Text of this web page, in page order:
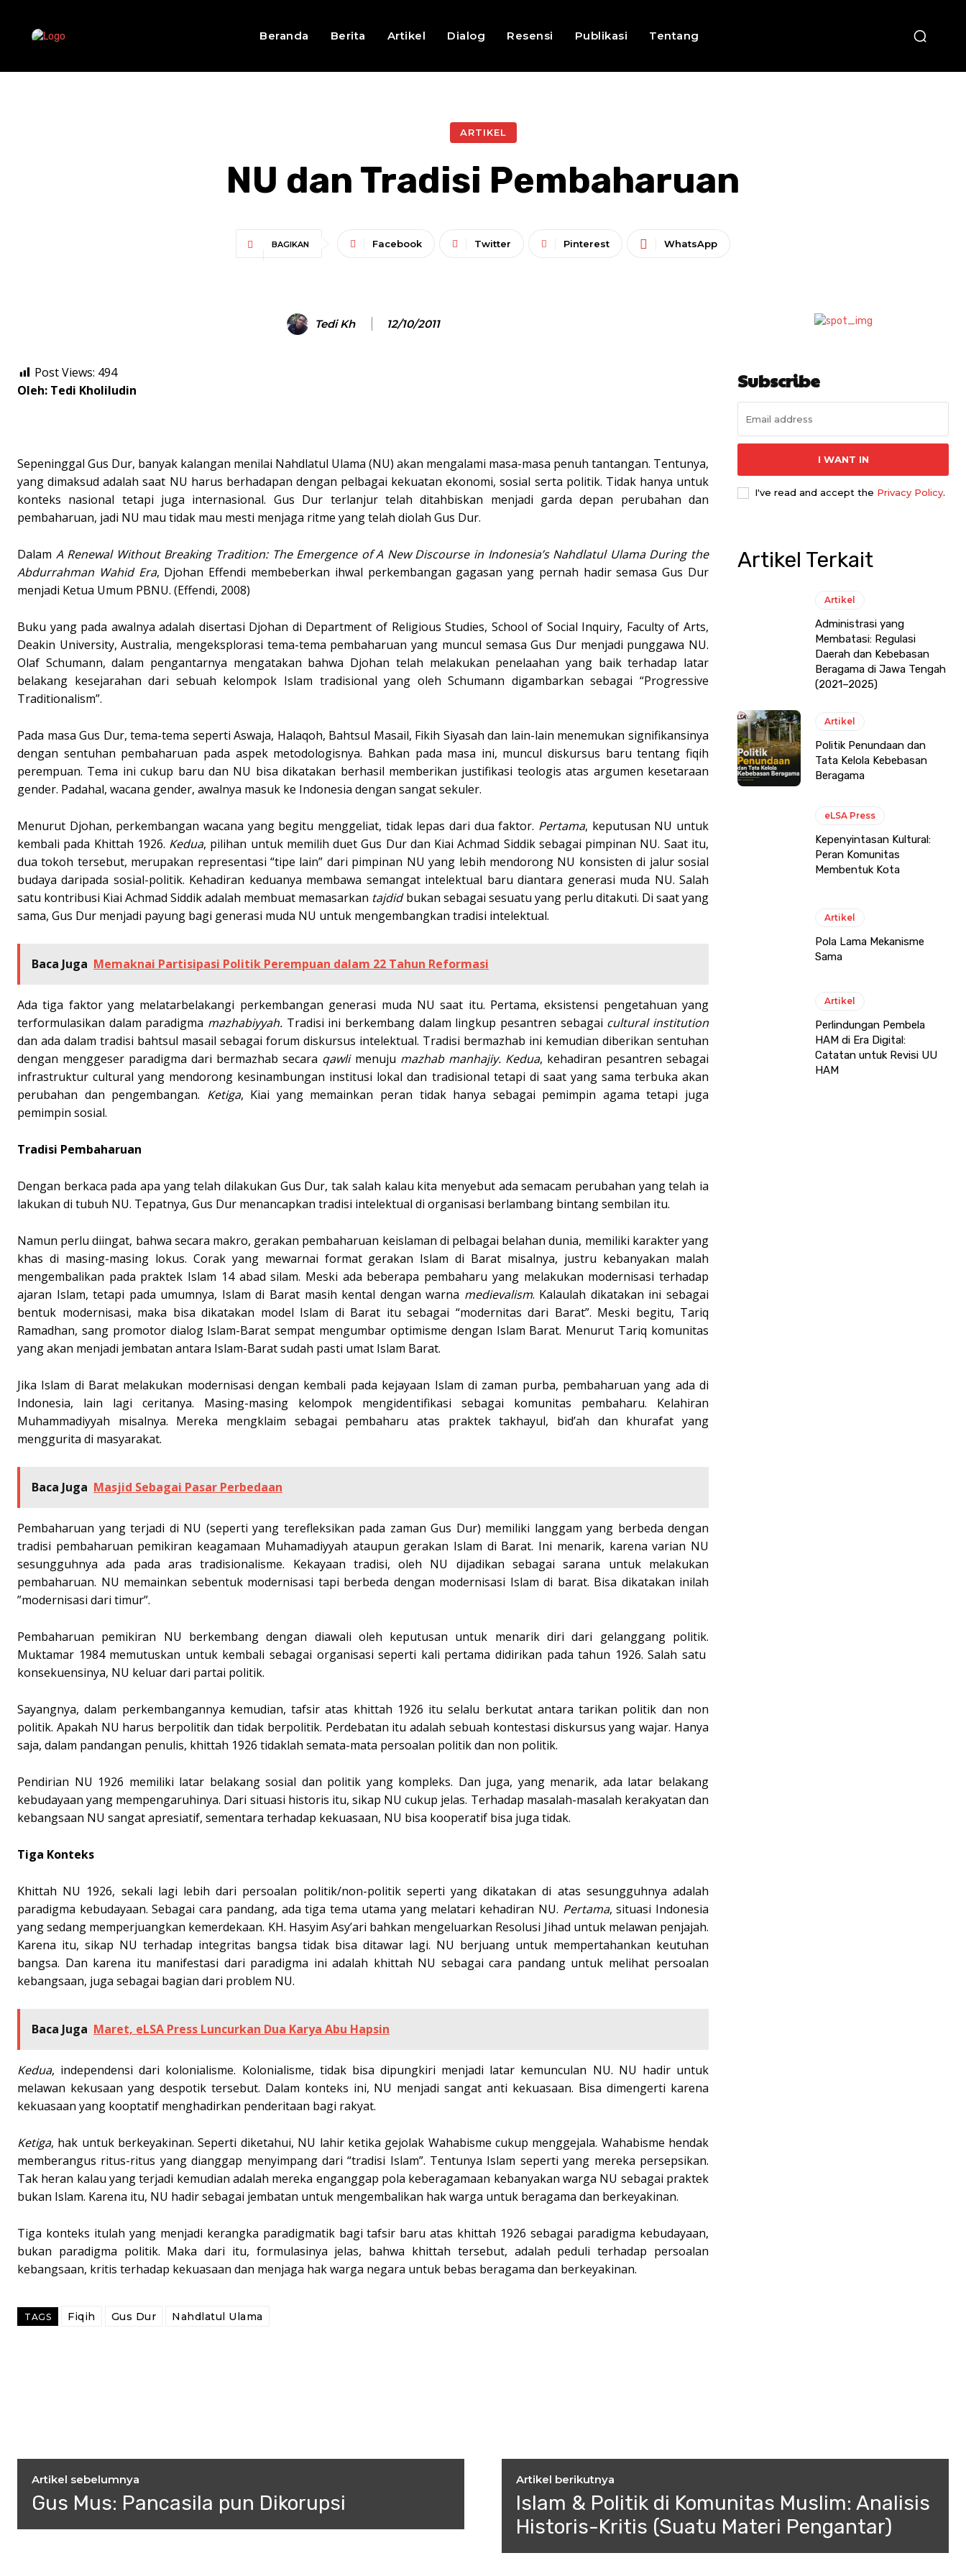
Beranda Berita Artikel Dialog Resensi Publikasi Tentang
ARTIKEL
NU dan Tradisi Pembaharuan
BAGIKAN Facebook Twitter Pinterest WhatsApp
Tedi Kh 12/10/2011
Post Views: 494
Oleh: Tedi Kholiludin
Sepeninggal Gus Dur, banyak kalangan menilai Nahdlatul Ulama (NU) akan mengalami masa-masa penuh tantangan. Tentunya,
yang dimaksud adalah saat NU harus berhadapan dengan pelbagai kekuatan ekonomi, sosial serta politik. Tidak hanya untuk
konteks nasional tetapi juga internasional. Gus Dur terlanjur telah ditahbiskan menjadi garda depan perubahan dan
pembaharuan, jadi NU mau tidak mau mesti menjaga ritme yang telah diolah Gus Dur.
Dalam A Renewal Without Breaking Tradition: The Emergence of A New Discourse in Indonesia’s Nahdlatul Ulama During the
Abdurrahman Wahid Era, Djohan Effendi membeberkan ihwal perkembangan gagasan yang pernah hadir semasa Gus Dur
menjadi Ketua Umum PBNU. (Effendi, 2008)
Buku yang pada awalnya adalah disertasi Djohan di Department of Religious Studies, School of Social Inquiry, Faculty of Arts,
Deakin University, Australia, mengeksplorasi tema-tema pembaharuan yang muncul semasa Gus Dur menjadi punggawa NU.
Olaf Schumann, dalam pengantarnya mengatakan bahwa Djohan telah melakukan penelaahan yang baik terhadap latar
belakang kesejarahan dari sebuah kelompok Islam tradisional yang oleh Schumann digambarkan sebagai “Progressive
Traditionalism”.
Pada masa Gus Dur, tema-tema seperti Aswaja, Halaqoh, Bahtsul Masail, Fikih Siyasah dan lain-lain menemukan signifikansinya
dengan sentuhan pembaharuan pada aspek metodologisnya. Bahkan pada masa ini, muncul diskursus baru tentang fiqih
perempuan. Tema ini cukup baru dan NU bisa dikatakan berhasil memberikan justifikasi teologis atas argumen kesetaraan
gender. Padahal, wacana gender, awalnya masuk ke Indonesia dengan sangat sekuler.
Menurut Djohan, perkembangan wacana yang begitu menggeliat, tidak lepas dari dua faktor. Pertama, keputusan NU untuk
kembali pada Khittah 1926. Kedua, pilihan untuk memilih duet Gus Dur dan Kiai Achmad Siddik sebagai pimpinan NU. Saat itu,
dua tokoh tersebut, merupakan representasi “tipe lain” dari pimpinan NU yang lebih mendorong NU konsisten di jalur sosial
budaya daripada sosial-politik. Kehadiran keduanya membawa semangat intelektual baru diantara generasi muda NU. Salah
satu kontribusi Kiai Achmad Siddik adalah membuat memasarkan tajdidbukan sebagai sesuatu yang perlu ditakuti. Di saat yang
sama, Gus Dur menjadi payung bagi generasi muda NU untuk mengembangkan tradisi intelektual.
Baca Juga Memaknai Partisipasi Politik Perempuan dalam 22 Tahun Reformasi
Ada tiga faktor yang melatarbelakangi perkembangan generasi muda NU saat itu. Pertama, eksistensi pengetahuan yang
terformulasikan dalam paradigma mazhabiyyah. Tradisi ini berkembang dalam lingkup pesantren sebagai cultural institution
dan ada dalam tradisi bahtsul masail sebagai forum diskursus intelektual. Tradisi bermazhab ini kemudian diberikan sentuhan
dengan menggeser paradigma dari bermazhab secara qawlimenuju mazhab manhajiy. Kedua, kehadiran pesantren sebagai
infrastruktur cultural yang mendorong kesinambungan institusi lokal dan tradisional tetapi di saat yang sama terbuka akan
perubahan dan pengembangan. Ketiga, Kiai yang memainkan peran tidak hanya sebagai pemimpin agama tetapi juga
pemimpin sosial.
Tradisi Pembaharuan
Dengan berkaca pada apa yang telah dilakukan Gus Dur, tak salah kalau kita menyebut ada semacam perubahan yang telah ia
lakukan di tubuh NU. Tepatnya, Gus Dur menancapkan tradisi intelektual di organisasi berlambang bintang sembilan itu.
Namun perlu diingat, bahwa secara makro, gerakan pembaharuan keislaman di pelbagai belahan dunia, memiliki karakter yang
khas di masing-masing lokus. Corak yang mewarnai format gerakan Islam di Barat misalnya, justru kebanyakan malah
mengembalikan pada praktek Islam 14 abad silam. Meski ada beberapa pembaharu yang melakukan modernisasi terhadap
ajaran Islam, tetapi pada umumnya, Islam di Barat masih kental dengan warna medievalism. Kalaulah dikatakan ini sebagai
bentuk modernisasi, maka bisa dikatakan model Islam di Barat itu sebagai “modernitas dari Barat”. Meski begitu, Tariq
Ramadhan, sang promotor dialog Islam-Barat sempat mengumbar optimisme dengan Islam Barat. Menurut Tariq komunitas
yang akan menjadi jembatan antara Islam-Barat sudah pasti umat Islam Barat.
Jika Islam di Barat melakukan modernisasi dengan kembali pada kejayaan Islam di zaman purba, pembaharuan yang ada di
Indonesia, lain lagi ceritanya. Masing-masing kelompok mengidentifikasi sebagai komunitas pembaharu. Kelahiran
Muhammadiyyah misalnya. Mereka mengklaim sebagai pembaharu atas praktek takhayul, bid’ah dan khurafat yang
menggurita di masyarakat.
Baca Juga Masjid Sebagai Pasar Perbedaan
Pembaharuan yang terjadi di NU (seperti yang terefleksikan pada zaman Gus Dur) memiliki langgam yang berbeda dengan
tradisi pembaharuan pemikiran keagamaan Muhamadiyyah ataupun gerakan Islam di Barat. Ini menarik, karena varian NU
sesungguhnya ada pada aras tradisionalisme. Kekayaan tradisi, oleh NU dijadikan sebagai sarana untuk melakukan
pembaharuan. NU memainkan sebentuk modernisasi tapi berbeda dengan modernisasi Islam di barat. Bisa dikatakan inilah
”modernisasi dari timur”.
Pembaharuan pemikiran NU berkembang dengan diawali oleh keputusan untuk menarik diri dari gelanggang politik.
Muktamar 1984 memutuskan untuk kembali sebagai organisasi seperti kali pertama didirikan pada tahun 1926. Salah satu
konsekuensinya, NU keluar dari partai politik.
Sayangnya, dalam perkembangannya kemudian, tafsir atas khittah 1926 itu selalu berkutat antara tarikan politik dan non
politik. Apakah NU harus berpolitik dan tidak berpolitik. Perdebatan itu adalah sebuah kontestasi diskursus yang wajar. Hanya
saja, dalam pandangan penulis, khittah 1926 tidaklah semata-mata persoalan politik dan non politik.
Pendirian NU 1926 memiliki latar belakang sosial dan politik yang kompleks. Dan juga, yang menarik, ada latar belakang
kebudayaan yang mempengaruhinya. Dari situasi historis itu, sikap NU cukup jelas. Terhadap masalah-masalah kerakyatan dan
kebangsaan NU sangat apresiatif, sementara terhadap kekuasaan, NU bisa kooperatif bisa juga tidak.
Tiga Konteks
Khittah NU 1926, sekali lagi lebih dari persoalan politik/non-politik seperti yang dikatakan di atas sesungguhnya adalah
paradigma kebudayaan. Sebagai cara pandang, ada tiga tema utama yang melatari kehadiran NU. Pertama, situasi Indonesia
yang sedang memperjuangkan kemerdekaan. KH. Hasyim Asy’ari bahkan mengeluarkan Resolusi Jihad untuk melawan penjajah.
Karena itu, sikap NU terhadap integritas bangsa tidak bisa ditawar lagi. NU berjuang untuk mempertahankan keutuhan
bangsa. Dan karena itu manifestasi dari paradigma ini adalah khittah NU sebagai cara pandang untuk melihat persoalan
kebangsaan, juga sebagai bagian dari problem NU.
Baca Juga Maret, eLSA Press Luncurkan Dua Karya Abu Hapsin
Kedua, independensi dari kolonialisme. Kolonialisme, tidak bisa dipungkiri menjadi latar kemunculan NU. NU hadir untuk
melawan kekusaan yang despotik tersebut. Dalam konteks ini, NU menjadi sangat anti kekuasaan. Bisa dimengerti karena
kekuasaan yang kooptatif menghadirkan penderitaan bagi rakyat.
Ketiga, hak untuk berkeyakinan. Seperti diketahui, NU lahir ketika gejolak Wahabisme cukup menggejala. Wahabisme hendak
memberangus ritus-ritus yang dianggap menyimpang dari “tradisi Islam”. Tentunya Islam seperti yang mereka persepsikan.
Tak heran kalau yang terjadi kemudian adalah mereka enganggap pola keberagamaan kebanyakan warga NU sebagai praktek
bukan Islam. Karena itu, NU hadir sebagai jembatan untuk mengembalikan hak warga untuk beragama dan berkeyakinan.
Tiga konteks itulah yang menjadi kerangka paradigmatik bagi tafsir baru atas khittah 1926 sebagai paradigma kebudayaan,
bukan paradigma politik. Maka dari itu, formulasinya jelas, bahwa khittah tersebut, adalah peduli terhadap persoalan
kebangsaan, kritis terhadap kekuasaan dan menjaga hak warga negara untuk bebas beragama dan berkeyakinan.
TAGS Fiqih Gus Dur Nahdlatul Ulama
Subscribe
I WANT IN
I've read and accept the Privacy Policy.
Artikel Terkait
Artikel
Administrasi yang
Membatasi: Regulasi
Daerah dan Kebebasan
Beragama di Jawa Tengah
(2021–2025)
Artikel
Politik Penundaan dan
Tata Kelola Kebebasan
Beragama
eLSA Press
Kepenyintasan Kultural:
Peran Komunitas
Membentuk Kota
Artikel
Pola Lama Mekanisme
Sama
Artikel
Perlindungan Pembela
HAM di Era Digital:
Catatan untuk Revisi UU
HAM
Artikel sebelumnya
Gus Mus: Pancasila pun Dikorupsi
Artikel berikutnya
Islam & Politik di Komunitas Muslim: Analisis
Historis-Kritis (Suatu Materi Pengantar)